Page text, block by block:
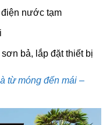
điện nước tạm
bả, lắp đặt thiết bị
từ móng đến mái –